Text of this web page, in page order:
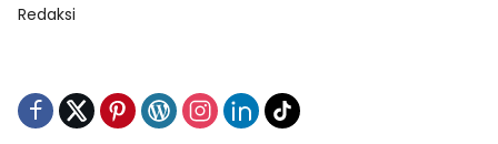
Redaksi